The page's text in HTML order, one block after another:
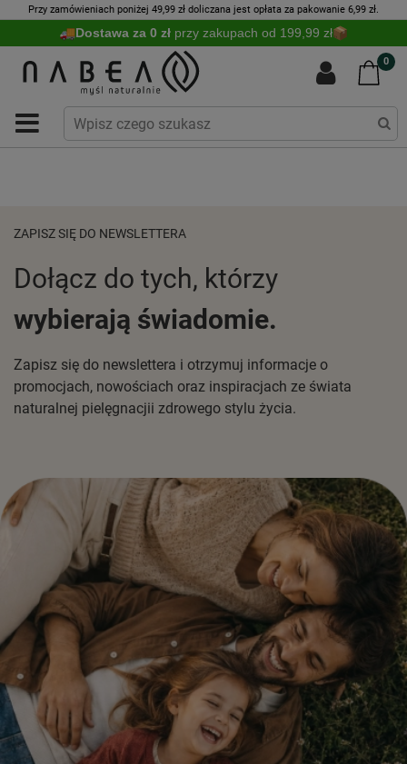
Przy zamówieniach poniżej 49,99 zł doliczana jest opłata za pakowanie 6,99 zł.
Dostawa za 0 zł przy zakupach od 199,99 zł
0
ZAPISZ SIĘ DO NEWSLETTERA
Dołącz do tych, którzy
wybierają świadomie.
Zapisz się do newslettera i otrzymuj informacje o
promocjach, nowościach oraz inspiracjach ze świata
naturalnej pielęgnacjii zdrowego stylu życia.